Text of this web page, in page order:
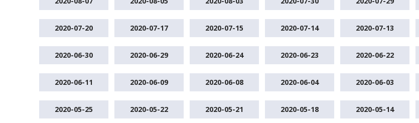
2020-07-20 2020-07-17 2020-07-15 2020-07-14 2020-07-13
2020-06-30 2020-06-29 2020-06-24 2020-06-23 2020-06-22
2020-06-11 2020-06-09 2020-06-08 2020-06-04 2020-06-03
2020-05-25 2020-05-22 2020-05-21 2020-05-18 2020-05-14